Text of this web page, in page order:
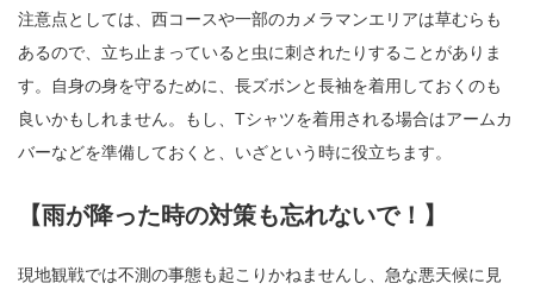
注意点としては、西コースや一部のカメラマンエリアは草むらも
あるので、立ち止まっていると虫に刺されたりすることがありま
す。自身の身を守るために、長ズボンと長袖を着用しておくのも
良いかもしれません。もし、Tシャツを着用される場合はアームカ
バーなどを準備しておくと、いざという時に役立ちます。
【雨が降った時の対策も忘れないで！】
現地観戦では不測の事態も起こりかねませんし、急な悪天候に見